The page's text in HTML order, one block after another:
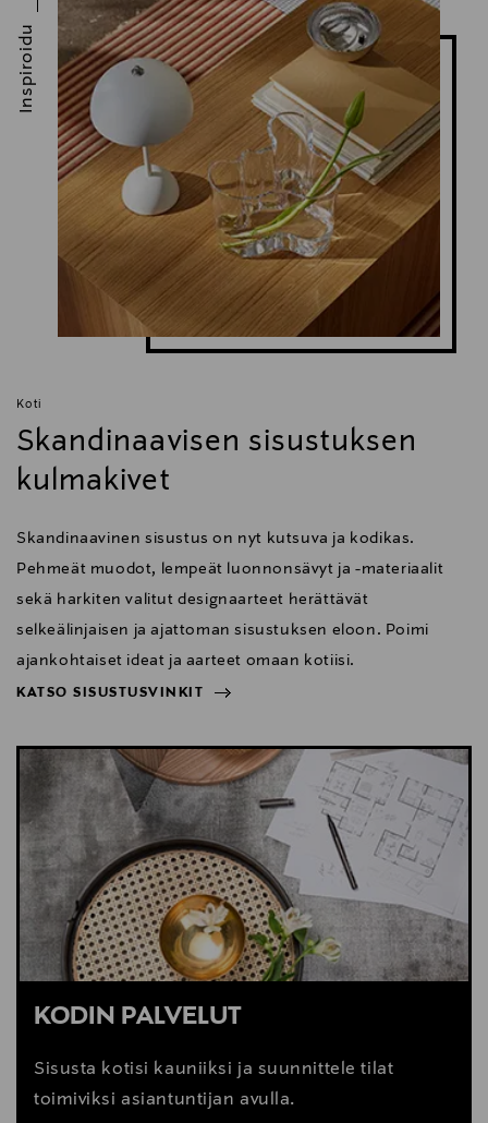
customerservice@marimekko.com
Avainsanat
tarjoiluastia
Koti
Skandinaavisen sisustuksen
kulmakivet
Skandinaavinen sisustus on nyt kutsuva ja kodikas.
Pehmeät muodot, lempeät luonnonsävyt ja -materiaalit
sekä harkiten valitut designaarteet herättävät
selkeälinjaisen ja ajattoman sisustuksen eloon. Poimi
ajankohtaiset ideat ja aarteet omaan kotiisi.
KATSO SISUSTUSVINKIT
Inspiroidu
KATSO SISUSTUSVINKIT
KODIN PALVELUT
Sisusta kotisi kauniiksi ja suunnittele tilat
toimiviksi asiantuntijan avulla.